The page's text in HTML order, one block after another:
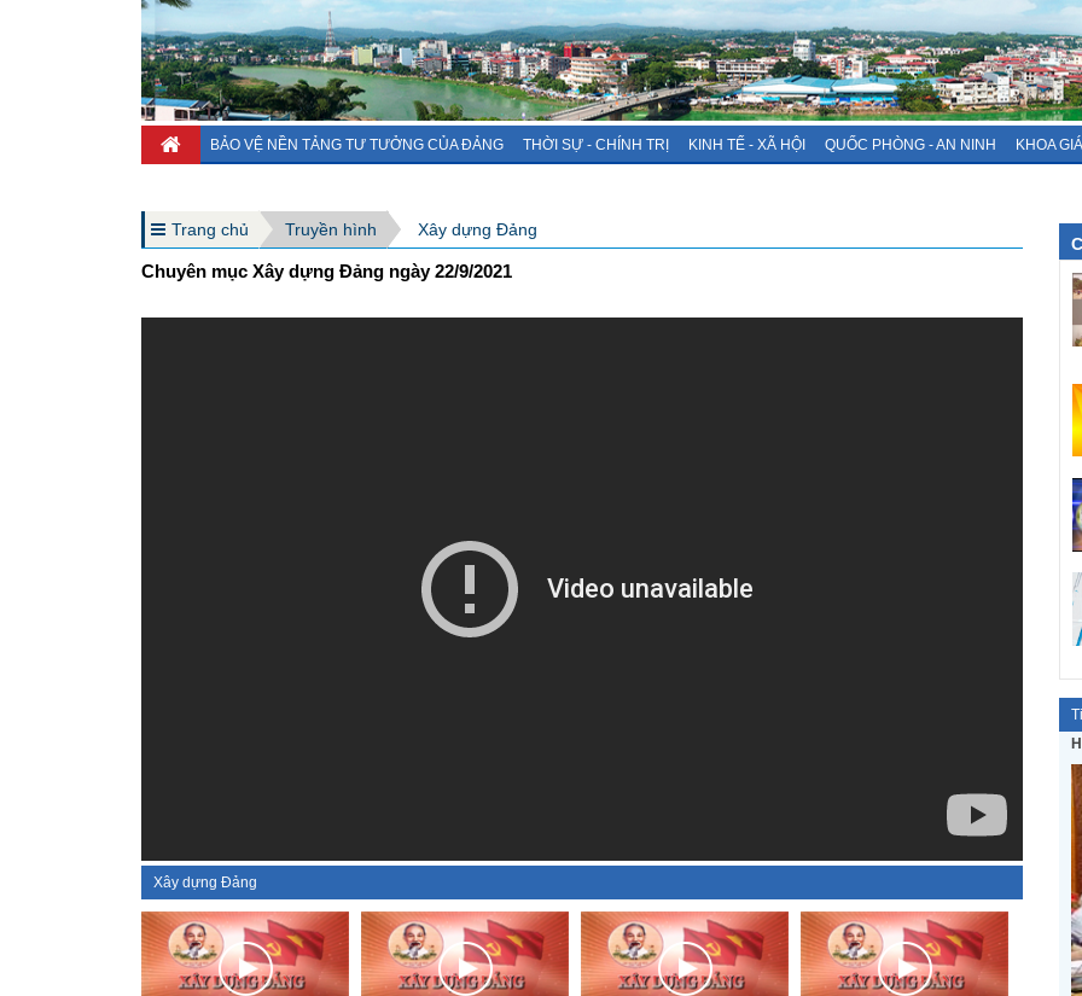
BẢO VỆ NỀN TẢNG TƯ TƯỞNG CỦA ĐẢNG THỜI SỰ - CHÍNH TRỊ KINH TẾ - XÃ HỘI QUỐC PHÒNG - AN NINH KHOA
Trang chủ Truyền hình Xây dựng Đảng
Chuyên mục Xây dựng Đảng ngày 22/9/2021
Xây dựng Đảng